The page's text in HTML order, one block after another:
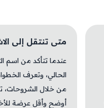
متى تنتقل إلى
عندما تتأكد من اسم
الحالي، وتعرف
من خلال الشروحات،
أوضح وأقل عرضة